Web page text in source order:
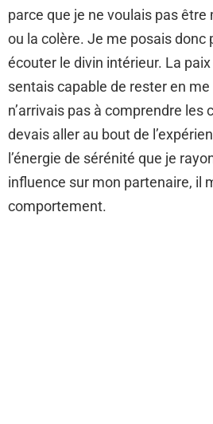
parce que je ne voulais pas
ou la colère. Je me posais donc
écouter le divin intérieur. La
sentais capable de rester en
n’arrivais pas à comprendre les
devais aller au bout de
l’énergie de sérénité que je
influence sur mon partenaire, il
comportement.